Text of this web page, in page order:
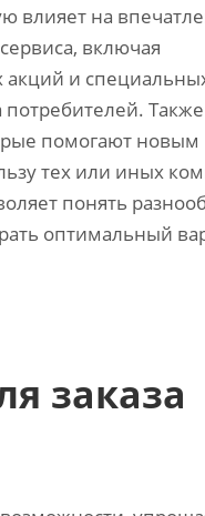
влияет на
включая
акций и
Также
помогают новым
тех или иных
понять
оптимальный
заказа